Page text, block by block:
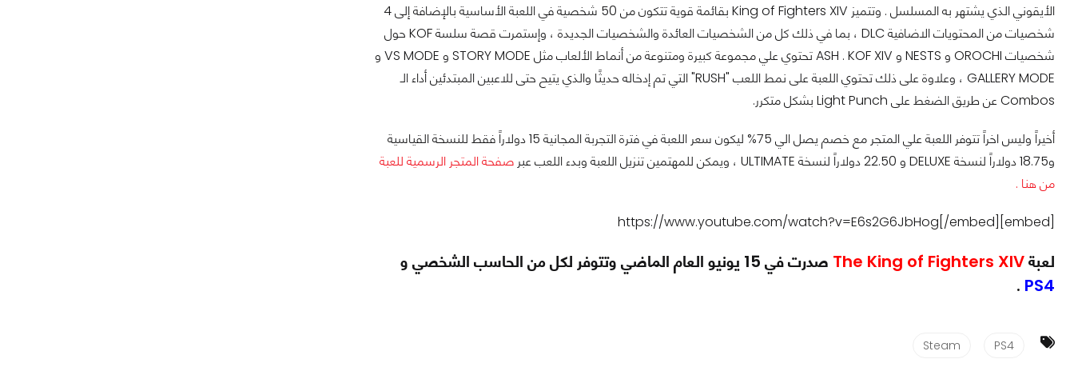
الأيقوني الذي يشتهر به المسلسل . وتتميز King of Fighters XIV بقائمة قوية تتكون من 50 شخصية في اللعبة الأساسية بالإضافة إلى 4
شخصيات من المحتويات الاضافية DLC ، بما في ذلك كل من الشخصيات العائدة والشخصيات الجديدة ، وإستمرت قصة سلسة KOF حول
شخصيات OROCHI و NESTS و ASH . KOF XIV تحتوي علي مجموعة كبيرة ومتنوعة من أنماط الألعاب مثل STORY MODE و VS MODE و
GALLERY MODE ، وعلاوة على ذلك تحتوي اللعبة على نمط اللعب "RUSH" التي تم إدخاله حديثًا والذي يتيح حتى للاعبين المبتدئين أداء الـ
Combos عن طريق الضغط على Light Punch بشكل متكرر.
أخيراً وليس اخراً تتوفر اللعبة علي المتجر مع خصم يصل الي 75% ليكون سعر اللعبة في فترة التجربة المجانية 15 دولاراً فقط للنسخة القياسية
و18.75 دولاراً لنسخة DELUXE و 22.50 دولاراً لنسخة ULTIMATE ، ويمكن للمهتمين تنزيل اللعبة وبدء اللعب عبر
صفحة المتجر الرسمية للعبة
من هنا .
لعبةThe King of Fighters XIV صدرت في 15 يونيو العام الماضي وتتوفر لكل من الحاسب الشخصي و
PS4
.
PS4
Steam